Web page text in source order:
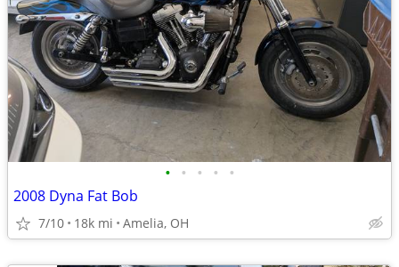
• • • • •
2008 Dyna Fat Bob
7/10 18k mi Amelia, OH